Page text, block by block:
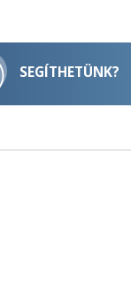
SEGÍTHETÜNK?